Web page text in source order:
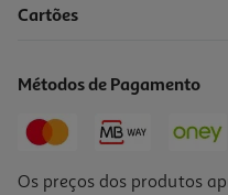
Cartões
Métodos de Pagamento
Os preços dos produtos